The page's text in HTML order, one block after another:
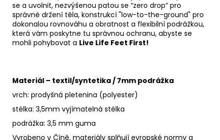
se a uvolnit, nezvýšenou patou se “zero drop” pro
správné držení těla, konstrukcí "low-to-the-ground" pro
dokonalou rovnováhu a obratnost a flexibilní podrážkou,
která vám poskytne tu správnou ochranu, abyste se
mohli pohybovat a Live Life Feet First!
Materiál – textil/syntetika / 7mm podrážka
vrch: prodyšná pletenina (polyester)
stélka: 3,5mm vyjímatelná stélka
podrážka: 3,5 mm guma
Vyrobeno v Číně, materiály splňují evropské normy a